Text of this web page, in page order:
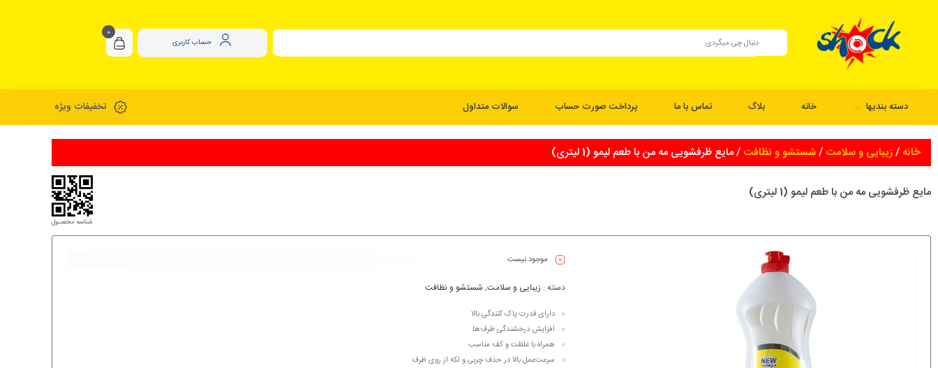
حساب کاربری
0
دسته بندیها خانه بلاگ تماس با ما پرداخت صورت حساب سوالات متداول تخفیفات ویژه
خانه /زیبایی و سلامت /شستشو و نظافت / مایع ظرفشویی مه من با طعم لیمو (1 لیتری)
مایع ظرفشویی مه من با طعم لیمو (1 لیتری)
شناسه محصـول
موجود نیست
دسته : زیبایی و سلامت, شستشو و نظافت
دارای قدرت پاک کنندگی بالا
افزایش درخشندگی ظرف‌ها
همراه با غلظت و کف مناسب
سرعت‌عمل بالا در حذف چربی و لکه از روی ظرف